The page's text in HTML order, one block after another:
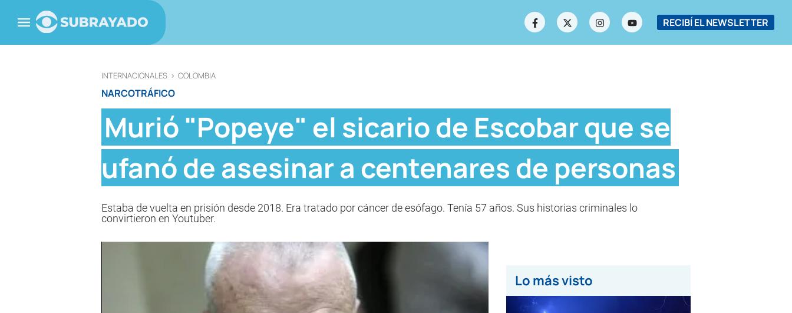
RECIBÍ EL NEWSLETTER
INTERNACIONALES > COLOMBIA
NARCOTRÁFICO
Murió "Popeye" el sicario de Escobar que se
ufanó de asesinar a centenares de personas
Estaba de vuelta en prisión desde 2018. Era tratado por cáncer de esófago. Tenía 57 años. Sus historias criminales lo
convirtieron en Youtuber.
Lo más visto